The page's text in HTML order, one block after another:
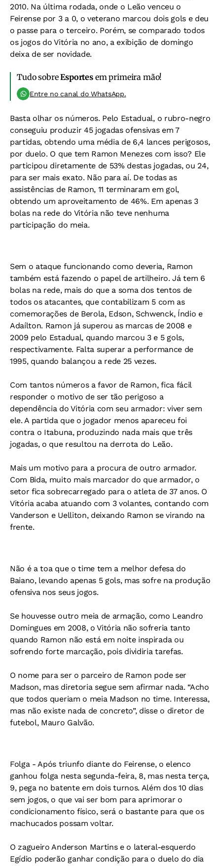
2010. Na última rodada, onde o Leão venceu o
Feirense por 3 a 0, o veterano marcou dois gols e deu
o passe para o terceiro. Porém, se comparado todos
os jogos do Vitória no ano, a exibição de domingo
deixa de ser novidade.
Tudo sobreEsportesem primeira mão!
Entre no canal do WhatsApp.
Basta olhar os números. Pelo Estadual, o rubro-negro
conseguiu produzir 45 jogadas ofensivas em 7
partidas, obtendo uma média de 6,4 lances perigosos,
por duelo. O que tem Ramon Menezes com isso? Ele
participou diretamente de 53% destas jogadas, ou 24,
para ser mais exato. Não para aí. De todas as
assistências de Ramon, 11 terminaram em gol,
obtendo um aproveitamento de 46%. Em apenas 3
bolas na rede do Vitória não teve nenhuma
participação do meia.
Sem o ataque funcionando como deveria, Ramon
também está fazendo o papel de artilheiro. Já tem 6
bolas na rede, mais do que a soma dos tentos de
todos os atacantes, que contabilizam 5 com as
comemorações de Berola, Edson, Schwenck, Índio e
Adaílton. Ramon já superou as marcas de 2008 e
2009 pelo Estadual, quando marcou 3 e 5 gols,
respectivamente. Falta superar a performance de
1995, quando balançou a rede 25 vezes.
Com tantos números a favor de Ramon, fica fácil
responder o motivo de ser tão perigoso a
dependência do Vitória com seu armador: viver sem
ele. A partida que o jogador menos apareceu foi
contra o Itabuna, produzindo nada mais que três
jogadas, o que resultou na derrota do Leão.
Mais um motivo para a procura de outro armador.
Com Bida, muito mais marcador do que armador, o
setor fica sobrecarregado para o atleta de 37 anos. O
Vitória acaba atuando com 3 volantes, contando com
Vanderson e Uelliton, deixando Ramon se virando na
frente.
Não é a toa que o time tem a melhor defesa do
Baiano, levando apenas 5 gols, mas sofre na produção
ofensiva nos seus jogos.
Se houvesse outro meia de armação, como Leandro
Domingues em 2008, o Vitória não sofreria tanto
quando Ramon não está em noite inspirada ou
sofrendo forte marcação, pois dividiria tarefas.
O nome para ser o parceiro de Ramon pode ser
Madson, mas diretoria segue sem afirmar nada. “Acho
que todos queriam o meia Madson no time. Interessa,
mas não existe nada de concreto”, disse o diretor de
futebol, Mauro Galvão.
Folga - Após triunfo diante do Feirense, o elenco
ganhou folga nesta segunda-feira, 8, mas nesta terça,
9, pega no batente em dois turnos. Além dos 10 dias
sem jogos, o que vai ser bom para aprimorar o
condicionamento físico, será o bastante para que os
machucados possam voltar.
O zagueiro Anderson Martins e o lateral-esquerdo
Egídio poderão ganhar condição para o duelo do dia